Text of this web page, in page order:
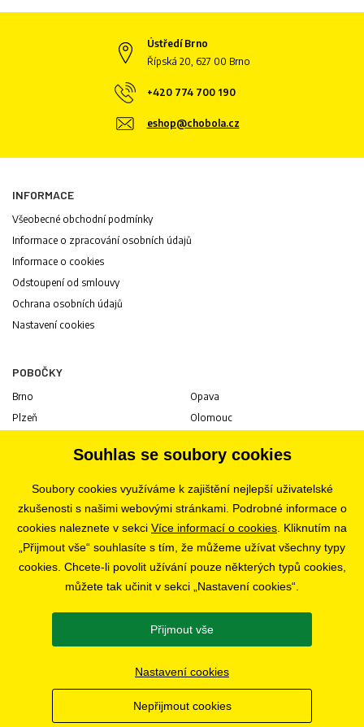
Ústředí Brno
Řípská 20, 627 00 Brno
+420 774 700 190
eshop@chobola.cz
INFORMACE
Všeobecné obchodní podmínky
Informace o zpracování osobních údajů
Informace o cookies
Odstoupení od smlouvy
Ochrana osobních údajů
Nastavení cookies
POBOČKY
Brno
Plzeň
Ostrava
Opava
Olomouc
Pardubice
Liberec
Bratislava
KARIÉRA
SLEDUJTE NÁS
Souhlas se soubory cookies
Soubory cookies využíváme k zajištění nejlepší uživatelské
zkušenosti s našimi webovými stránkami. Podrobné informace o
cookies naleznete v sekci Více informací o cookies . Kliknutím na
„Přijmout vše“ souhlasíte s tím, že můžeme užívat všechny typy
cookies. Chcete-li povolit užívání pouze některých typů cookies,
můžete tak učinit v sekci „Nastavení cookies“.
Přijmout vše
Nastavení cookies
Nepřijmout cookies